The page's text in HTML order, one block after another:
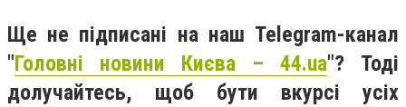
Ще не підписані на наш Telegram-канал
"Головні новини Києва – 44.ua"? Тоді
долучайтесь, щоб бути вкурсі усіх